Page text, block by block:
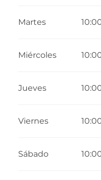
Del5 diciembre
Del19 diciembre
Martes
Miércoles
Jueves
Viernes
Sábado